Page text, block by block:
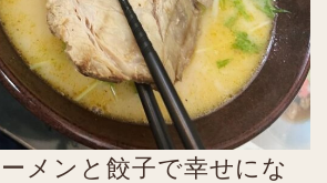
メンと餃子で幸せにな